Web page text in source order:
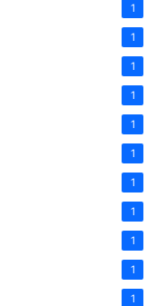
1
1
1
1
1
1
1
1
1
1
1